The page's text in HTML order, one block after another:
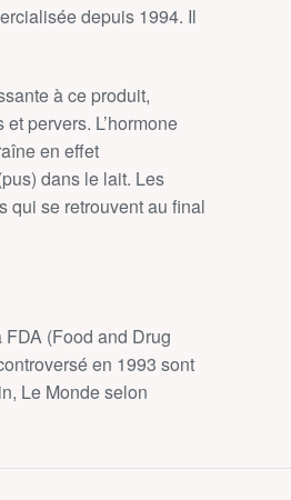
depuis 1994. Il
à ce produit,
pervers. L’hormone
en effet
dans le lait. Les
qui se retrouvent au final
(Food and Drug
en 1993 sont
Le Monde selon